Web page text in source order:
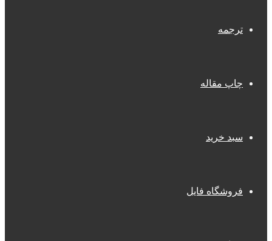
ترجمه
چاپ مقاله
سبد خرید
فروشگاه فایل